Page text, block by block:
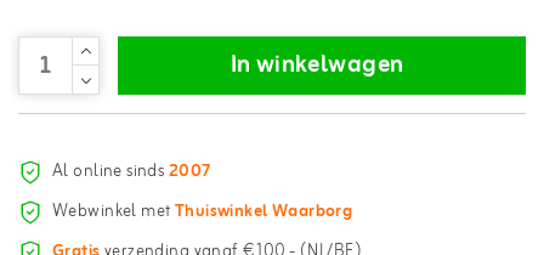
In winkelwagen
Al online sinds2007
Webwinkel metThuiswinkel Waarborg